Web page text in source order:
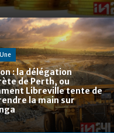
: la délégation
de Perth, ou
Libreville tente de
la main sur